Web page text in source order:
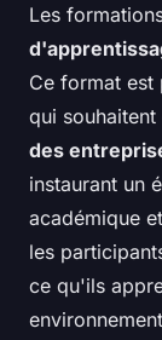
Les
Ce format est
qui
des
instaurant un
académique
les
ce qu'ils